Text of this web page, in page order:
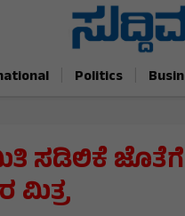
Politics
ಜೊತೆಗೆ
ಮಿತ್ರ